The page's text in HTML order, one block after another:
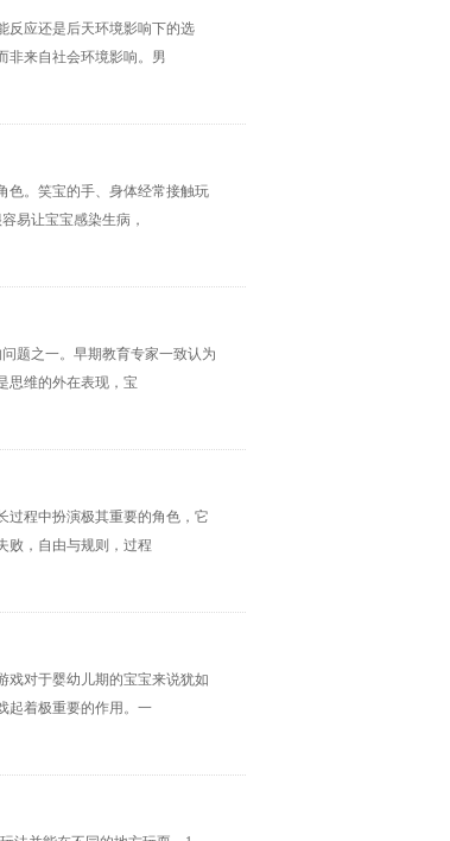
反应还是后天环境影响下的选
非来自社会环境影响。男
色。笑宝的手、身体经常接触玩
易让宝宝感染生病，
题之一。早期教育专家一致认为
思维的外在表现，宝
过程中扮演极其重要的角色，它
败，自由与规则，过程
戏对于婴幼儿期的宝宝来说犹如
起着极重要的作用。一